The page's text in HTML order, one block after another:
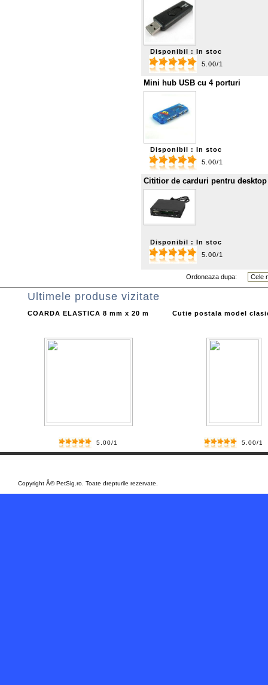
Disponibil : In stoc
5.00/1
Mini hub USB cu 4 porturi
Disponibil : In stoc
5.00/1
Cititior de carduri pentru desktop
Disponibil : In stoc
5.00/1
Ordoneaza dupa:
Ultimele produse vizitate
COARDA ELASTICA 8 mm x 20 m
5.00/1
Cutie postala model
5.00/1
Copyright Â© PetSig.ro. Toate drepturile rezervate.